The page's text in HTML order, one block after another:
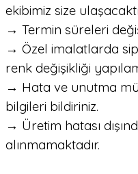
ekibimiz size
→ Termin süreleri
→ Özel imalatlarda
renk değişikliği
→ Hata ve unutma
bilgileri bildiriniz.
→ Üretim hatası
alınmamaktadır.